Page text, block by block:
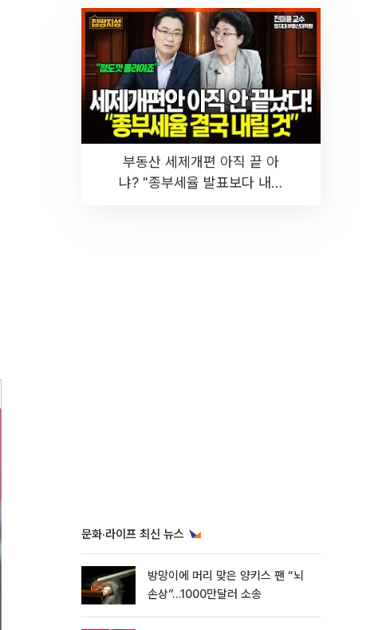
부동산 세제개편 아직 끝 아
냐? "종부세율 발표보다 내릴
문화·라이프 최신 뉴스
방망이에 머리 맞은 양키스 팬 “뇌
손상”…1000만달러 소송